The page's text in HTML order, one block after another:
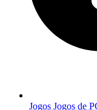
Jogos Jogos de